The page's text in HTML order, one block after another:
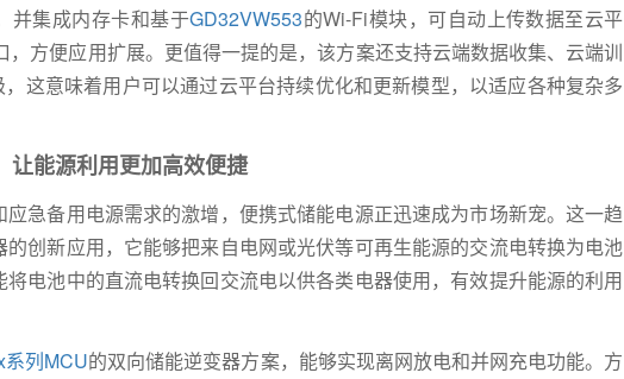
并集成内存卡和基于GD32VW553的Wi-Fi模块，可自动上传数据至云平
，方便应用扩展。更值得一提的是，该方案还支持云端数据收集、云端训
这意味着用户可以通过云平台持续优化和更新模型，以适应各种复杂多
让能源利用更加高效便捷
急备用电源需求的激增，便携式储能电源正迅速成为市场新宠。这一趋
创新应用，它能够把来自电网或光伏等可再生能源的交流电转换为电池
电池中的直流电转换回交流电以供各类电器使用，有效提升能源的利用
列MCU的双向储能逆变器方案，能够实现离网放电和并网充电功能。方